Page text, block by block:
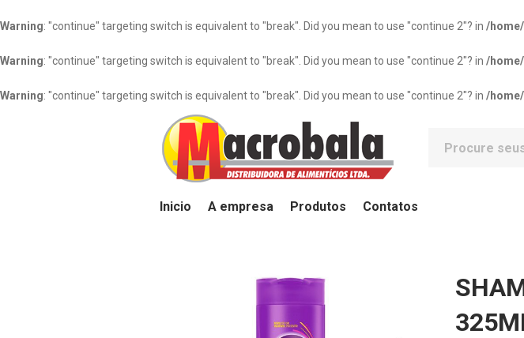
Warning: "continue" targeting switch is equivalent to "break". Did you mean to use "continue 2"? in /
Warning: "continue" targeting switch is equivalent to "break". Did you mean to use "continue 2"? in /
Warning: "continue" targeting switch is equivalent to "break". Did you mean to use "continue 2"? in /
Inicio A empresa Produtos Contatos